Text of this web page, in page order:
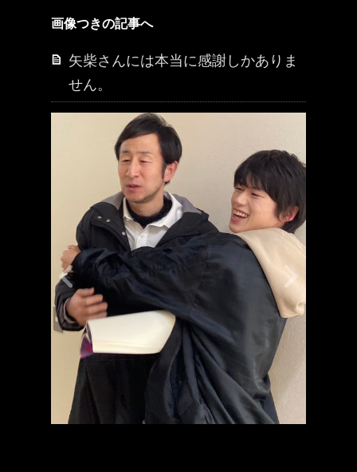
画像つきの記事へ
矢柴さんには本当に感謝しかありま
せん。